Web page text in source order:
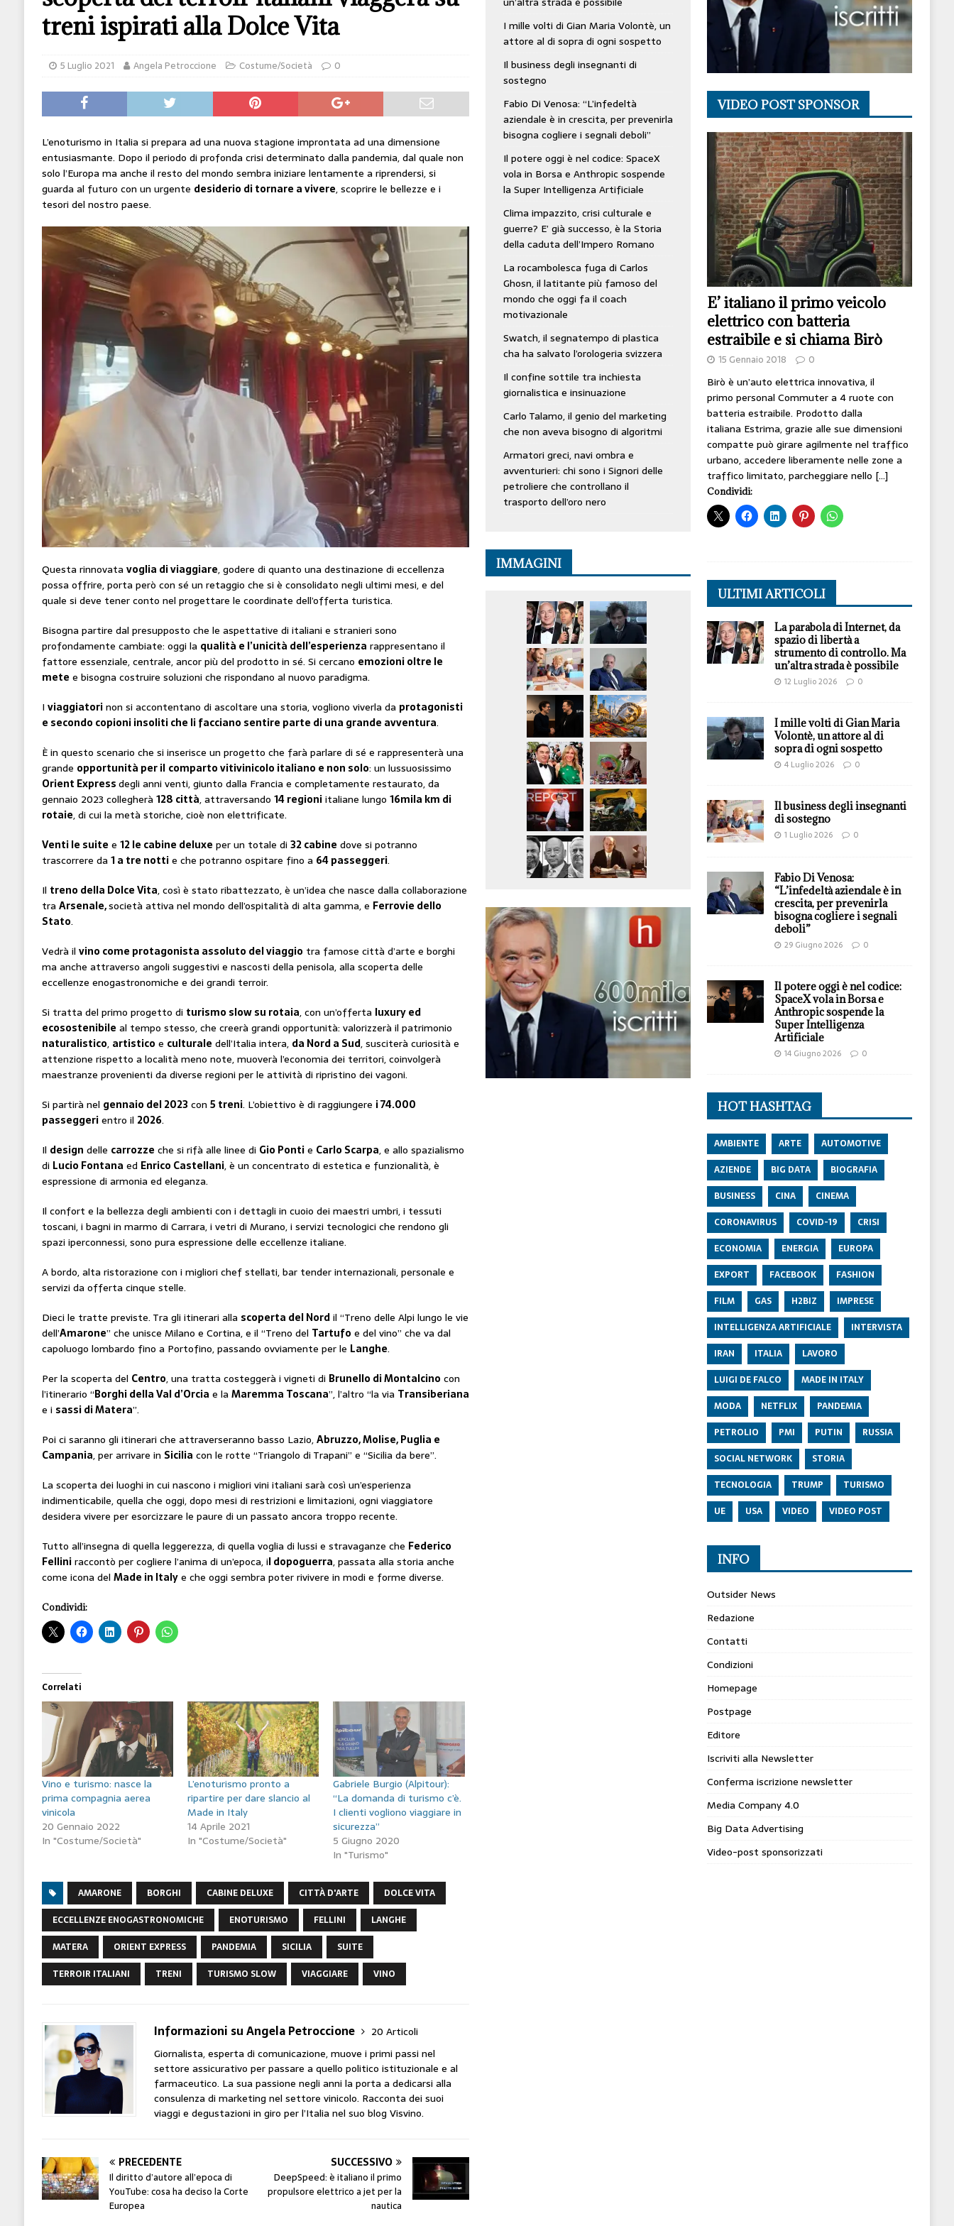
[ 14 Giugno 2026 ]
Il potere oggi è nel codice: SpaceX vola in Borsa e Anthropic sospende la Super Intelligenza Artificiale
HI-TECH
[ 7 Febbraio 2020 ]
Nato con l’Austria-Ungheria e morto nell’era digitale. Il tempo si era dimenticato di Gillo Dorfles e lui
viveva nel futuro
ARTE
treni ispirati alla Dolce Vita
5 Luglio 2021 Angela Petroccione Costume/Società 0
L’enoturismo in Italia si prepara ad una nuova stagione improntata ad una dimensione
entusiasmante. Dopo il periodo di profonda crisi determinato dalla pandemia, dal quale non
solo l’Europa ma anche il resto del mondo sembra iniziare lentamente a riprendersi, si
guarda al futuro con un urgente desiderio di tornare a vivere, scoprire le bellezze e i
tesori del nostro paese.
Questa rinnovata voglia di viaggiare, godere di quanto una destinazione di eccellenza
possa offrire, porta però con sé un retaggio che si è consolidato negli ultimi mesi, e del
quale si deve tener conto nel progettare le coordinate dell’offerta turistica.
Bisogna partire dal presupposto che le aspettative di italiani e stranieri sono
profondamente cambiate: oggi la qualità e l’unicità dell’esperienza rappresentano il
fattore essenziale, centrale, ancor più del prodotto in sé. Si cercano emozioni oltre le
mete e bisogna costruire soluzioni che rispondano al nuovo paradigma.
I viaggiatorinon si accontentano di ascoltare una storia, vogliono viverla da protagonisti
e secondo copioni insoliti che li facciano sentire parte di una grande avventura.
È in questo scenario che si inserisce un progetto che farà parlare di sé e rappresenterà una
grande opportunità per il comparto vitivinicolo italiano e non solo: un lussuosissimo
Orient Expressdegli anni venti, giunto dalla Francia e completamente restaurato, da
gennaio 2023 collegherà 128 città, attraversando 14 regioniitaliane lungo 16mila km di
rotaie, di cui la metà storiche, cioè non elettrificate.
Venti le suite e 12 le cabine deluxe per un totale di 32 cabine dove si potranno
trascorrere da 1 a tre nottie che potranno ospitare fino a 64 passeggeri.
Il treno della Dolce Vita, così è stato ribattezzato, è un’idea che nasce dalla collaborazione
tra Arsenale,società attiva nel mondo dell’ospitalità di alta gamma, e Ferrovie dello
Stato.
Vedrà il vino come protagonista assoluto del viaggio tra famose città d’arte e borghi
ma anche attraverso angoli suggestivi e nascosti della penisola, alla scoperta delle
eccellenze enogastronomiche e dei grandi terroir.
Si tratta del primo progetto di turismo slow su rotaia, con un’offerta luxury ed
ecosostenibile al tempo stesso, che creerà grandi opportunità: valorizzerà il patrimonio
naturalistico, artistico e culturale dell’Italia intera, da Nord a Sud, susciterà curiosità e
attenzione rispetto a località meno note, muoverà l’economia dei territori, coinvolgerà
maestranze provenienti da diverse regioni per le attività di ripristino dei vagoni.
Si partirà nel gennaio del 2023 con 5 treni. L’obiettivo è di raggiungere i 74.000
passeggerientro il 2026.
Il design delle carrozze che si rifà alle linee di Gio Pontie Carlo Scarpa, e allo spazialismo
di Lucio Fontana ed Enrico Castellani, è un concentrato di estetica e funzionalità, è
espressione di armonia ed eleganza.
Il confort e la bellezza degli ambienti con i dettagli in cuoio dei maestri umbri, i tessuti
toscani, i bagni in marmo di Carrara, i vetri di Murano, i servizi tecnologici che rendono gli
spazi iperconnessi, sono pura espressione delle eccellenze italiane.
A bordo, alta ristorazione con i migliori chef stellati, bar tender internazionali, personale e
servizi da offerta cinque stelle.
Dieci le tratte previste. Tra gli itinerari alla scoperta del Nordil “Treno delle Alpi lungo le vie
dell’Amarone” che unisce Milano e Cortina, e il “Treno del Tartufo e del vino” che va dal
capoluogo lombardo fino a Portofino, passando ovviamente per le Langhe.
Per la scoperta del Centro, una tratta costeggerà i vigneti di Brunello di Montalcino con
l’itinerario “Borghi della Val d’Orcia e la Maremma Toscana”, l’altro “la via Transiberiana
e i sassi di Matera”.
Poi ci saranno gli itinerari che attraverseranno basso Lazio,Abruzzo, Molise, Puglia e
Campania, per arrivare in Sicilia con le rotte “Triangolo di Trapani” e “Sicilia da bere”.
La scoperta dei luoghi in cui nascono i migliori vini italiani sarà così un’esperienza
indimenticabile, quella che oggi, dopo mesi di restrizioni e limitazioni, ogni viaggiatore
desidera vivere per esorcizzare le paure di un passato ancora troppo recente.
Tutto all’insegna di quella leggerezza, di quella voglia di lussi e stravaganze che Federico
Felliniraccontò per cogliere l’anima di un’epoca, il dopoguerra, passata alla storia anche
come icona del Made in Italye che oggi sembra poter rivivere in modi e forme diverse.
Condividi:
Correlati
Vino e turismo: nasce la
prima compagnia aerea
vinicola
20 Gennaio 2022
In "Costume/Società"
L’enoturismo pronto a
ripartire per dare slancio al
Made in Italy
14 Aprile 2021
In "Costume/Società"
Gabriele Burgio (Alpitour):
“La domanda di turismo c’è.
I clienti vogliono viaggiare in
sicurezza”
5 Giugno 2020
In "Turismo"
AMARONE BORGHI CABINE DELUXE CITTÀ D'ARTE
DOLCE VITA
ECCELLENZE ENOGASTRONOMICHE
ENOTURISMO FELLINI
LANGHE
MATERA
ORIENT EXPRESS PANDEMIA SICILIA
SUITE
TERROIR ITALIANI
TRENI TURISMO SLOW VIAGGIARE VINO
Informazioni su Angela Petroccione
20 Articoli
Giornalista, esperta di comunicazione, muove i primi passi nel
settore assicurativo per passare a quello politico istituzionale e al
farmaceutico. La sua passione negli anni la porta a dedicarsi alla
consulenza di marketing nel settore vinicolo. Racconta dei suoi
viaggi e degustazioni in giro per l’Italia nel suo blog Visvino.
PRECEDENTE
Il diritto d’autore all’epoca di
YouTube: cosa ha deciso la Corte
Europea
SUCCESSIVO
DeepSpeed: è italiano il primo
propulsore elettrico a jet per la
nautica
I mille volti di Gian Maria Volontè, un
attore al di sopra di ogni sospetto
Il business degli insegnanti di
sostegno
Fabio Di Venosa: “L’infedeltà
aziendale è in crescita, per prevenirla
bisogna cogliere i segnali deboli”
Il potere oggi è nel codice: SpaceX
vola in Borsa e Anthropic sospende
la Super Intelligenza Artificiale
Clima impazzito, crisi culturale e
guerre? E’ già successo, è la Storia
della caduta dell’Impero Romano
La rocambolesca fuga di Carlos
Ghosn, il latitante più famoso del
mondo che oggi fa il coach
motivazionale
Swatch, il segnatempo di plastica
cha ha salvato l’orologeria svizzera
Il confine sottile tra inchiesta
giornalistica e insinuazione
Carlo Talamo, il genio del marketing
che non aveva bisogno di algoritmi
Armatori greci, navi ombra e
avventurieri: chi sono i Signori delle
petroliere che controllano il
trasporto dell’oro nero
IMMAGINI
VIDEO POST SPONSOR
E’ italiano il primo veicolo
elettrico con batteria
estraibile e si chiama Birò
15 Gennaio 2018 0
Birò è un’auto elettrica innovativa, il
primo personal Commuter a 4 ruote con
batteria estraibile. Prodotto dalla
italiana Estrima, grazie alle sue dimensioni
compatte può girare agilmente nel traffico
urbano, accedere liberamente nelle zone a
traffico limitato, parcheggiare nello […]
Condividi:
ULTIMI ARTICOLI
La parabola di Internet, da
spazio di libertà a
strumento di controllo. Ma
un’altra strada è possibile
12 Luglio 2026 0
I mille volti di Gian Maria
Volontè, un attore al di
sopra di ogni sospetto
4 Luglio 2026 0
Il business degli insegnanti
di sostegno
1 Luglio 2026 0
Fabio Di Venosa:
“L’infedeltà aziendale è in
crescita, per prevenirla
bisogna cogliere i segnali
deboli”
29 Giugno 2026 0
Il potere oggi è nel codice:
SpaceX vola in Borsa e
Anthropic sospende la
Super Intelligenza
Artificiale
14 Giugno 2026 0
HOT HASHTAG
AMBIENTE ARTE
AUTOMOTIVE
AZIENDE
BIG DATA
BIOGRAFIA
BUSINESS
CINA
CINEMA
CORONAVIRUS
COVID-19
CRISI
ECONOMIA
ENERGIA
EUROPA
EXPORT
FACEBOOK
FASHION
FILM
GAS H2BIZ
IMPRESE
INTELLIGENZA ARTIFICIALE
INTERVISTA
IRAN
ITALIA
LAVORO
LUIGI DE FALCO
MADE IN ITALY
MODA
NETFLIX
PANDEMIA
PETROLIO
PMI PUTIN
RUSSIA
SOCIAL NETWORK
STORIA
TECNOLOGIA
TRUMP
TURISMO
UE
USA VIDEO VIDEO POST
INFO
Outsider News
Redazione
Contatti
Condizioni
Homepage
Postpage
Editore
Iscriviti alla Newsletter
Conferma iscrizione newsletter
Media Company 4.0
Big Data Advertising
Video-post sponsorizzati